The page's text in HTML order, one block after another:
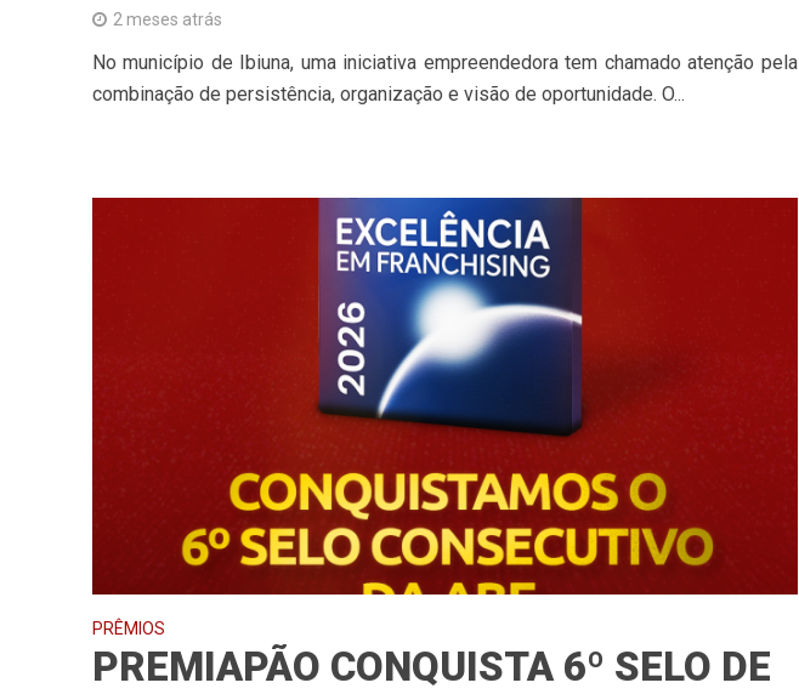
2 meses atrás
No município de Ibiuna, uma iniciativa empreendedora tem chamado atenção pela
combinação de persistência, organização e visão de oportunidade. O...
PRÊMIOS
PREMIAPÃO CONQUISTA 6º SELO DE